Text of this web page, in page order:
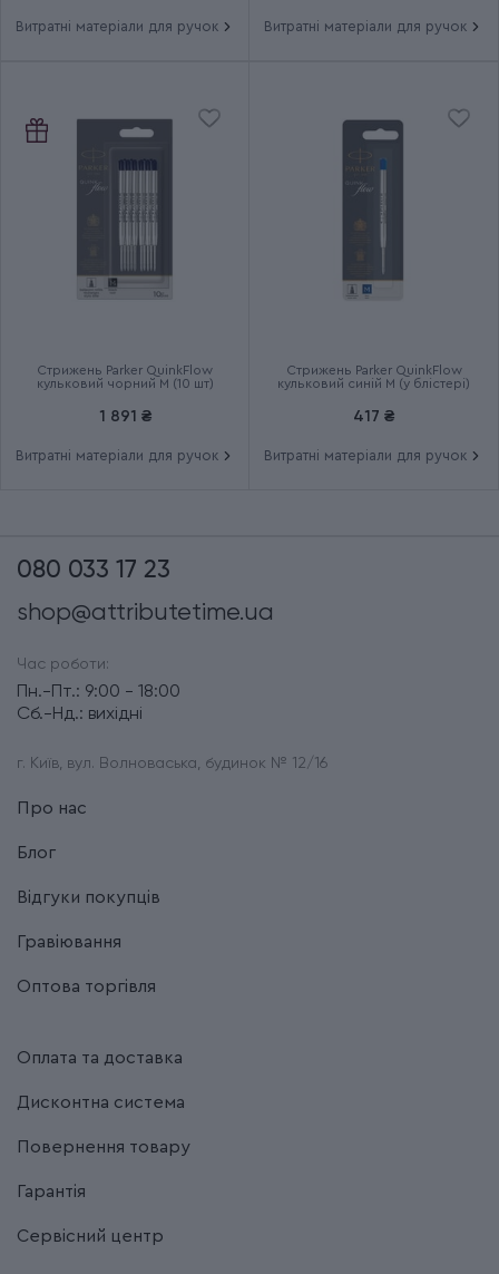
Витратні матеріали для ручок Витратні матеріали для ручок
Стрижень Parker QuinkFlow
кульковий чорний M (10 шт)
1 891 ₴
Витратні матеріали для ручок
Стрижень Parker QuinkFlow
кульковий синій M (у блістері)
417 ₴
Витратні матеріали для ручок
080 033 17 23
shop@attributetime.ua
Час роботи:
Пн.-Пт.: 9:00 - 18:00
Сб.-Нд.: вихідні
г. Київ, вул. Волноваська, будинок № 12/16
Про нас
Блог
Відгуки покупців
Гравіювання
Оптова торгівля
Оплата та доставка
Дисконтна система
Повернення товару
Гарантія
Сервісний центр